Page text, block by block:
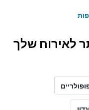
לאירוח שלך